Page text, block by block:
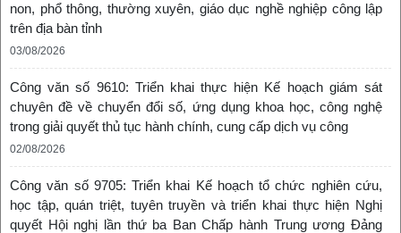
non, phổ thông, thường xuyên, giáo dục nghề nghiệp công lập
trên địa bàn tỉnh
03/08/2026
Công văn số 9610: Triển khai thực hiện Kế hoạch giám sát
chuyên đề về chuyển đổi số, ứng dụng khoa học, công nghệ
trong giải quyết thủ tục hành chính, cung cấp dịch vụ công
02/08/2026
Công văn số 9705: Triển khai Kế hoạch tổ chức nghiên cứu,
học tập, quán triệt, tuyên truyền và triển khai thực hiện Nghị
quyết Hội nghị lần thứ ba Ban Chấp hành Trung ương Đảng